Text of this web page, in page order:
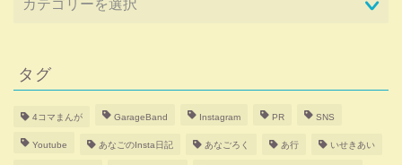
タグ
4コマまんが GarageBand Instagram PR SNS
Youtube あなごのInsta日記 あなごろく あ行 いせきあい